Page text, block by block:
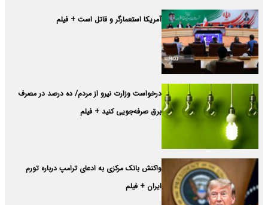
آمریکا استعمارگر و قاتل است + فیلم
درخواست وزارت نیرو از مردم/ ده درصد در مصرف
برق صرفه‌جویی کنید + فیلم
واکنش بانک مرکزی به ادعای ترامپ درباره تورم
ایران + فیلم